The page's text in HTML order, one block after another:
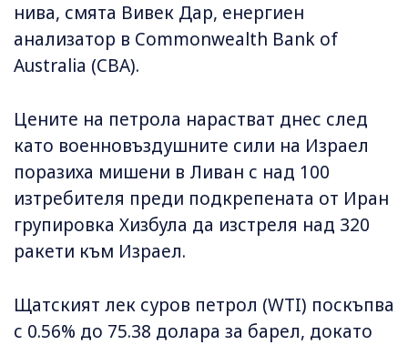
нива, смята Вивек Дар, енергиен
анализатор в Commonwealth Bank of
Australia (CBA).
Цените на петрола нарастват днес след
като военновъздушните сили на Израел
поразиха мишени в Ливан с над 100
изтребителя преди подкрепената от Иран
групировка Хизбула да изстреля над 320
ракети към Израел.
Щатският лек суров петрол (WTI) поскъпва
с 0.56% до 75.38 долара за барел, докато